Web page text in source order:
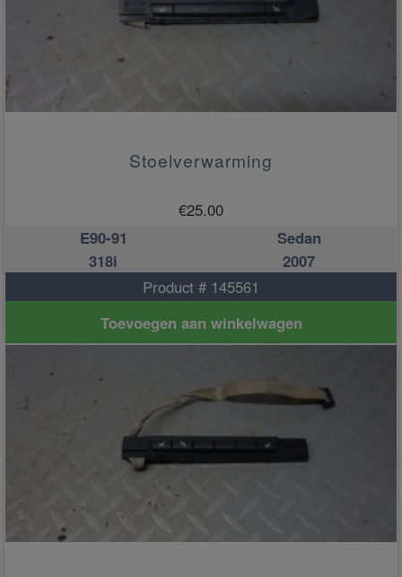
Stoelverwarming
€25.00
E90-91
Sedan
318i
2007
Product # 145561
Toevoegen aan winkelwagen